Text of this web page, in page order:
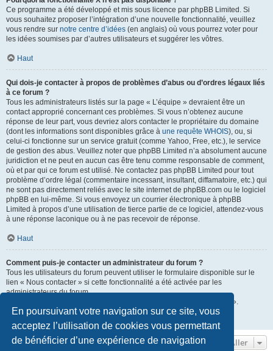
En poursuivant votre navigation sur ce site, vous
acceptez l’utilisation de cookies vous permettant
de bénéficier d’une expérience de navigation
Ce programme a été développé et mis sous licence par phpBB Limited. Si
vous souhaitez proposer l’intégration d’une nouvelle fonctionnalité, veuillez
vous rendre sur notre centre d’idées (en anglais) où vous pourrez voter pour
les idées soumises par d’autres utilisateurs et suggérer les vôtres.
Haut
Qui dois-je contacter à propos de problèmes d’abus ou d’ordres légaux liés
à ce forum ?
Tous les administrateurs listés sur la page « L’équipe » devraient être un
contact approprié concernant ces problèmes. Si vous n’obtenez aucune
réponse de leur part, vous devriez alors contacter le propriétaire du domaine
(dont les informations sont disponibles grâce à une requête WHOIS), ou, si
celui-ci fonctionne sur un service gratuit (comme Yahoo, Free, etc.), le service
de gestion des abus. Veuillez noter que phpBB Limited n’a absolument aucune
juridiction et ne peut en aucun cas être tenu comme responsable de comment,
où et par qui ce forum est utilisé. Ne contactez pas phpBB Limited pour tout
problème d’ordre légal (commentaire incessant, insultant, diffamatoire, etc.) qui
ne sont pas directement reliés avec le site internet de phpBB.com ou le logiciel
phpBB en lui-même. Si vous envoyez un courrier électronique à phpBB
Limited à propos d’une utilisation de tierce partie de ce logiciel, attendez-vous
à une réponse laconique ou à ne pas recevoir de réponse.
Haut
Comment puis-je contacter un administrateur du forum ?
Tous les utilisateurs du forum peuvent utiliser le formulaire disponible sur le
lien « Nous contacter » si cette fonctionnalité a été activée par les
administrateurs du forum.
Les membres du forum peuvent également utiliser le lien « L’équipe ».
Aller